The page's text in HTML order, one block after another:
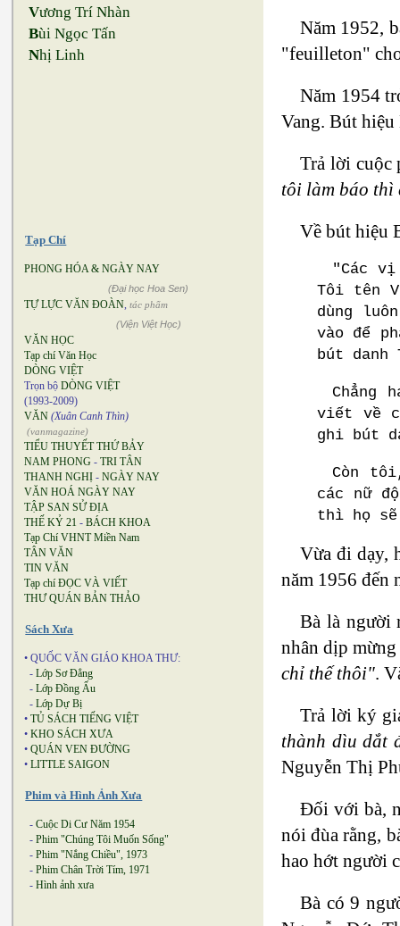
Vương Trí Nhàn
Bùi Ngọc Tấn
Nhị Linh
Tạp Chí
PHONG HÓA & NGÀY NAY
(Đại học Hoa Sen)
TỰ LỰC VĂN ĐOÀN, tác phẩm
(Viện Việt Học)
VĂN HỌC
Tạp chí Văn Học
DÒNG VIỆT
Trọn bộ DÒNG VIỆT
(1993-2009)
VĂN (Xuân Canh Thìn)
(vanmagazine)
TIỂU THUYẾT THỨ BẢY
NAM PHONG - TRI TÂN
THANH NGHỊ - NGÀY NAY
VĂN HOÁ NGÀY NAY
TẬP SAN SỬ ĐỊA
THẾ KỶ 21 - BÁCH KHOA
Tạp Chí VHNT Miền Nam
TÂN VĂN
TIN VĂN
Tạp chí ĐỌC VÀ VIẾT
THƯ QUÁN BẢN THẢO
Sách Xưa
• QUỐC VĂN GIÁO KHOA THƯ:
- Lớp Sơ Đẳng
- Lớp Đồng Ấu
- Lớp Dự Bị
• TỦ SÁCH TIẾNG VIỆT
• KHO SÁCH XƯA
• QUÁN VEN ĐƯỜNG
• LITTLE SAIGON
Phim và Hình Ảnh Xưa
- Cuộc Di Cư Năm 1954
- Phim "Chúng Tôi Muốn Sống"
- Phim "Nắng Chiều", 1973
- Phim Chân Trời Tím, 1971
- Hình ảnh xưa
Năm 1952,
"feuilleton"
Năm 1954
Vang. Bút
Trả lời cuộc
tôi làm báo thì
Về bút hiệu
"Các vị
Tôi tên
dùng
vào để
bút
Chẳng
viết về
ghi bút
Còn
các nữ
thì họ sẽ
Vừa đi dạy,
năm 1956 đến
Bà là người
nhân dịp
chỉ thế thôi".
Trả lời ký
thành dìu dắt
Nguyễn Thị
Đối với bà,
nói đùa rằng,
hao hớt người
Bà có 9